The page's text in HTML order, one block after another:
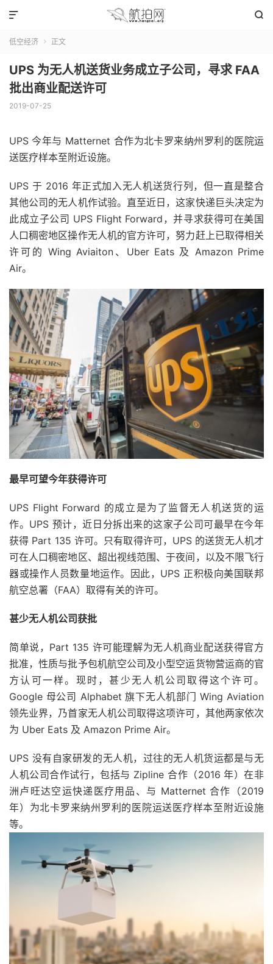


低空经济  正文
UPS 为无人机送货业务成立子公司，寻求 FAA
批出商业配送许可
2019-07-25
UPS 今年与 Matternet 合作为北卡罗来纳州罗利的医院运
送医疗样本至附近设施。
UPS 于 2016 年正式加入无人机送货行列，但一直是整合
其他公司的无人机作试验。直至近日，这家快递巨头决定为
此成立子公司 UPS Flight Forward，并寻求获得可在美国
人口稠密地区操作无人机的官方许可，努力赶上已取得相关
许可的 Wing Aviaiton、Uber Eats 及 Amazon Prime
Air。
最早可望今年获得许可
UPS Flight Forward 的成立是为了监督无人机送货的运
作。UPS 预计，近日分拆出来的这家子公司可最早在今年
获得 Part 135 许可。只有取得许可，UPS 的送货无人机才
可在人口稠密地区、超出视线范围、于夜间，以及不限飞行
器或操作人员数量地运作。因此，UPS 正积极向美国联邦
航空总署（FAA）取得有关的许可。
甚少无人机公司获批
简单说，Part 135 许可能理解为无人机商业配送获得官方
批准，性质与批予包机航空公司及小型空运货物营运商的官
方认可一样。现时，甚少无人机公司取得这个许可。
Google 母公司 Alphabet 旗下无人机部门 Wing Aviation
领先业界，乃首家无人机公司取得这项许可，其他两家依次
为 Uber Eats 及 Amazon Prime Air。
UPS 没有自家研发的无人机，过往的无人机货运都是与无
人机公司合作试行，包括与 Zipline 合作（2016 年）在非
洲卢旺达空运快递医疗用品、与 Matternet 合作（2019
年）为北卡罗来纳州罗利的医院运送医疗样本至附近设施
等。